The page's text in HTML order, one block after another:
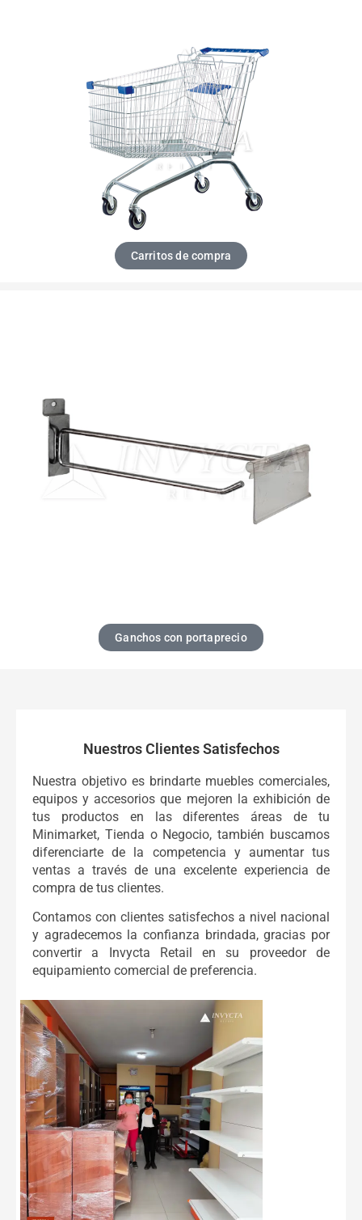
Carritos de compra
Ganchos con portaprecio
Nuestros Clientes Satisfechos
Nuestra objetivo es brindarte muebles comerciales,
equipos y accesorios que mejoren la exhibición de
tus productos en las diferentes áreas de tu
Minimarket, Tienda o Negocio, también buscamos
diferenciarte de la competencia y aumentar tus
ventas a través de una excelente experiencia de
compra de tus clientes.
Contamos con clientes satisfechos a nivel nacional
y agradecemos la confianza brindada, gracias por
convertir a Invycta Retail en su proveedor de
equipamiento comercial de preferencia.